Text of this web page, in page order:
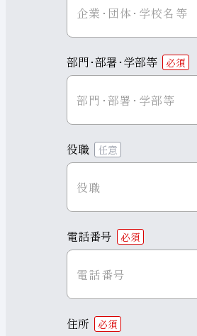
部門･部署･学部等 必須
役職 任意
電話番号 必須
住所 必須